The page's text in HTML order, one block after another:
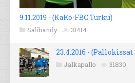
9.11.2019 - (KaKo-FBC Turku)
Salibandy 31414
23.4.2016 - (Pallokissat
Jalkapallo 31830